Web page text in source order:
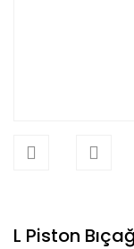
L Piston